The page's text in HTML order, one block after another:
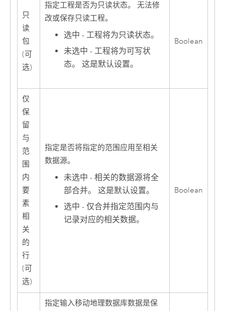
只
读
包
(可
选)
指定工程是否为只读状态。 无法修
改或保存只读工程。
选中 - 工程将为只读状态。
未选中 - 工程将为可写状
态。 这是默认设置。
Boolean
仅
保
留
与
范
围
内
要
素
相
关
的
行
(可
选)
指定是否将指定的范围应用至相关
数据源。
未选中 - 相关的数据源将全
部合并。 这是默认设置。
选中 - 仅合并指定范围内与
记录对应的相关数据。
Boolean
指定输入移动地理数据库数据是保